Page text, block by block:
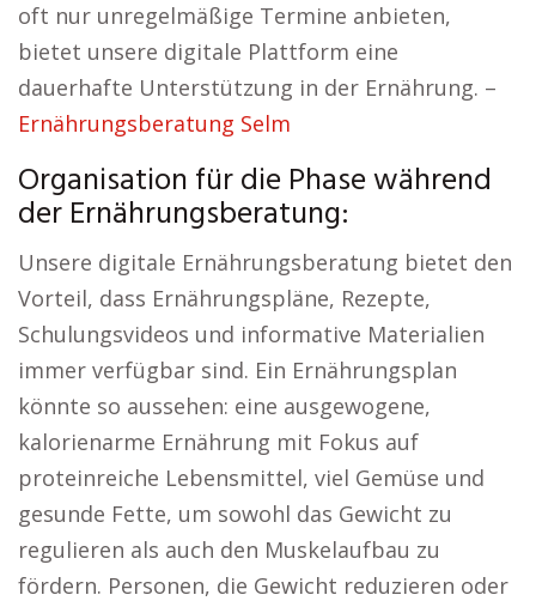
oft nur unregelmäßige Termine anbieten,
bietet unsere digitale Plattform eine
dauerhafte Unterstützung in der Ernährung. –
Ernährungsberatung Selm
Organisation für die Phase während
der Ernährungsberatung:
Unsere digitale Ernährungsberatung bietet den
Vorteil, dass Ernährungspläne, Rezepte,
Schulungsvideos und informative Materialien
immer verfügbar sind. Ein Ernährungsplan
könnte so aussehen: eine ausgewogene,
kalorienarme Ernährung mit Fokus auf
proteinreiche Lebensmittel, viel Gemüse und
gesunde Fette, um sowohl das Gewicht zu
regulieren als auch den Muskelaufbau zu
fördern. Personen, die Gewicht reduzieren oder